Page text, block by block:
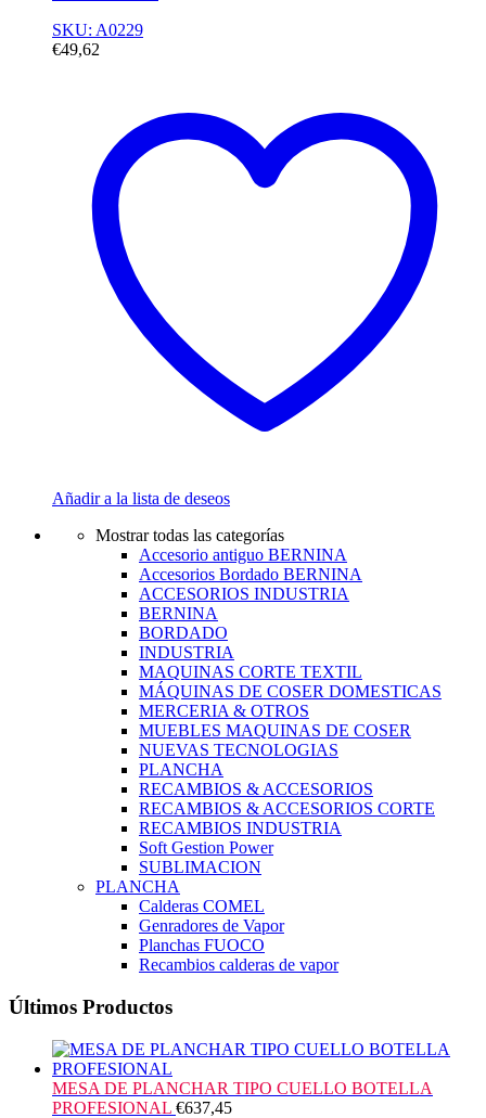
SKU: A0229
€49,62
Añadir a la lista de deseos
Mostrar todas las categorías
Accesorio antiguo BERNINA
Accesorios Bordado BERNINA
ACCESORIOS INDUSTRIA
BERNINA
BORDADO
INDUSTRIA
MAQUINAS CORTE TEXTIL
MÁQUINAS DE COSER DOMESTICAS
MERCERIA & OTROS
MUEBLES MAQUINAS DE COSER
NUEVAS TECNOLOGIAS
PLANCHA
RECAMBIOS & ACCESORIOS
RECAMBIOS & ACCESORIOS CORTE
RECAMBIOS INDUSTRIA
Soft Gestion Power
SUBLIMACION
PLANCHA
Calderas COMEL
Genradores de Vapor
Planchas FUOCO
Recambios calderas de vapor
Últimos Productos
MESA DE PLANCHAR TIPO CUELLO BOTELLA
PROFESIONAL €637,45